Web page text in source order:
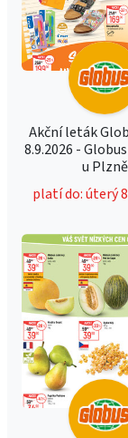
Akční leták
8.9.2026 -
u Plzně
platí do: úterý